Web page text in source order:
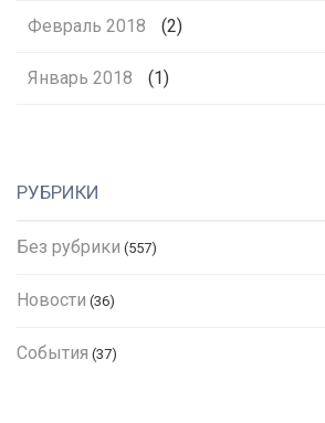
Февраль 2018 (2)
Январь 2018 (1)
РУБРИКИ
Без рубрики (557)
Новости (36)
События (37)